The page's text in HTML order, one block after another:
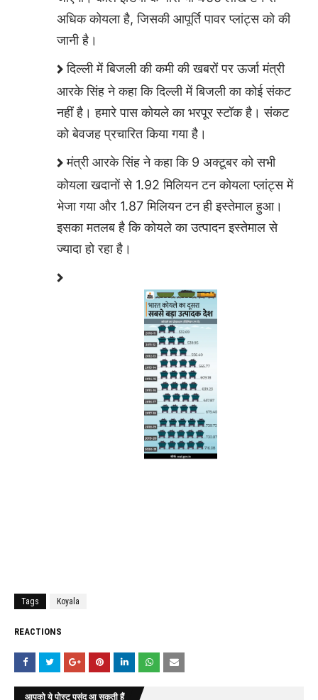
अधिक कोयला है, जिसकी आपूर्ति पावर प्लांट्स को की
जानी है।
दिल्ली में बिजली की कमी की खबरों पर ऊर्जा मंत्री
आरके सिंह ने कहा कि दिल्ली में बिजली का कोई संकट
नहीं है। हमारे पास कोयले का भरपूर स्टॉक है। संकट
को बेवजह प्रचारित किया गया है।
मंत्री आरके सिंह ने कहा कि 9 अक्टूबर को सभी
कोयला खदानों से 1.92 मिलियन टन कोयला प्लांट्स में
भेजा गया और 1.87 मिलियन टन ही इस्तेमाल हुआ।
इसका मतलब है कि कोयले का उत्पादन इस्तेमाल से
ज्यादा हो रहा है।
Tags Koyala
REACTIONS
आपको ये पोस्ट पसंद आ सकती हैं